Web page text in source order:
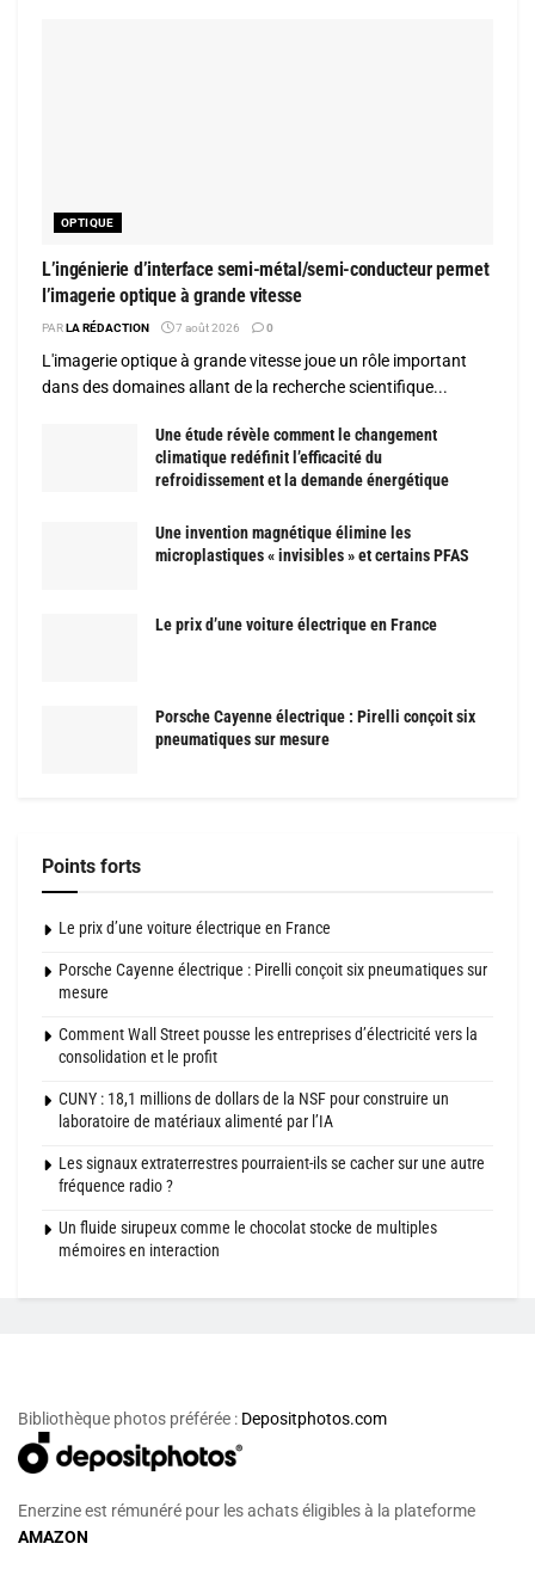
OPTIQUE
L’ingénierie d’interface semi-métal/semi-conducteur permet
l’imagerie optique à grande vitesse
PARLA RÉDACTION 7 août 2026 0
L'imagerie optique à grande vitesse joue un rôle important
dans des domaines allant de la recherche scientifique...
Une étude révèle comment le changement
climatique redéfinit l’efficacité du
refroidissement et la demande énergétique
Une invention magnétique élimine les
microplastiques « invisibles » et certains PFAS
Le prix d’une voiture électrique en France
Porsche Cayenne électrique : Pirelli conçoit six
pneumatiques sur mesure
Points forts
Le prix d’une voiture électrique en France
Porsche Cayenne électrique : Pirelli conçoit six pneumatiques sur
mesure
Comment Wall Street pousse les entreprises d’électricité vers la
consolidation et le profit
CUNY : 18,1 millions de dollars de la NSF pour construire un
laboratoire de matériaux alimenté par l’IA
Les signaux extraterrestres pourraient-ils se cacher sur une autre
fréquence radio ?
Un fluide sirupeux comme le chocolat stocke de multiples
mémoires en interaction
Bibliothèque photos préférée : Depositphotos.com
Enerzine est rémunéré pour les achats éligibles à la plateforme
AMAZON